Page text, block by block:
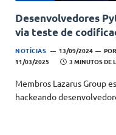
Desenvolvedores
via teste de
NOTÍCIAS 13/09/2024 POR
11/03/2025
3 MINUTOS DE
Membros Lazarus Group
hackeando